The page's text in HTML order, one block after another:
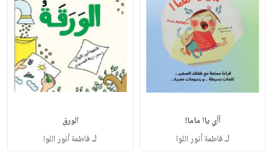
أأي ياا ماما!
لـفاطمة أنور اللوا
الورق
لـفاطمة أنور اللوا